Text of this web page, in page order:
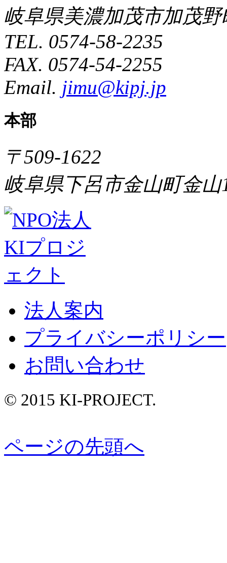
岐阜県美濃加茂市加茂野
TEL. 0574-58-2235
FAX. 0574-54-2255
Email. jimu@kipj.jp
本部
〒509-1622
岐阜県下呂市金山町金山
法人案内
プライバシーポリシー
お問い合わせ
© 2015 KI-PROJECT.
ページの先頭へ